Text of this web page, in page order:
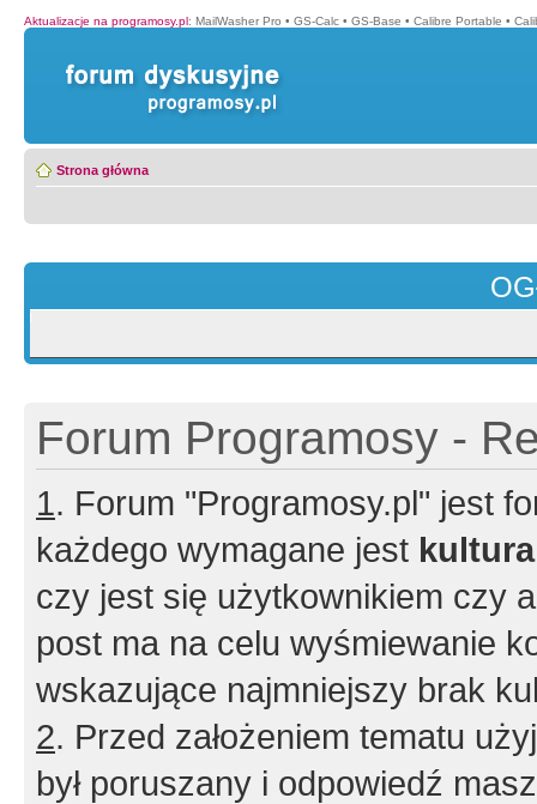
Aktualizacje na programosy.pl: MailWasher Pro • GS-Calc • GS-Base • Calibre Portable •
Strona główna
Forum Programosy -
1. Forum "Programosy.pl" jest
każdego wymagane jest
czy jest się użytkownikiem czy
post ma na celu wyśmiewanie
wskazujące najmniejszy brak
2. Przed założeniem tematu
był poruszany i odpowiedź